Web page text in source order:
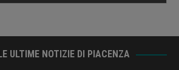
ULTIME NOTIZIE DI PIACENZA